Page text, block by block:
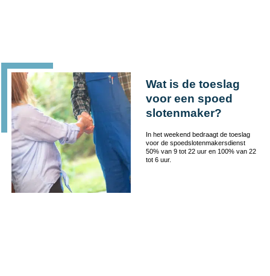
Wat is de toeslag
voor een spoed
slotenmaker?
In het weekend bedraagt de toeslag
voor de spoedslotenmakersdienst
50% van 9 tot 22 uur en 100% van 22
tot 6 uur.